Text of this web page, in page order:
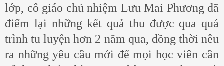
lớp, cô giáo chủ nhiệm Lưu Mai Phương đã
điểm lại những kết quả thu được qua quá
trình tu luyện hơn 2 năm qua, đồng thời nêu
ra những yêu cầu mới để mọi học viên cần